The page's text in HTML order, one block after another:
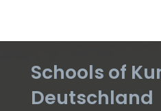
Schools of
Deutschland